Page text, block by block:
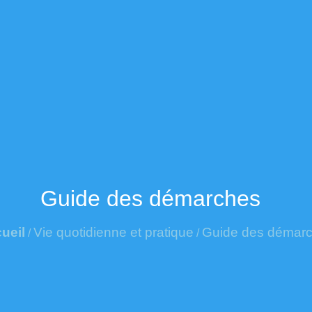
Guide des démarches
/Vie quotidienne et pratique / Guide des